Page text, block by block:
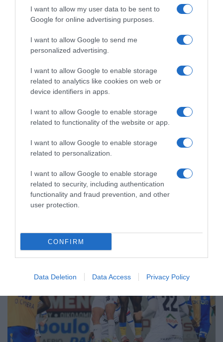
I want to allow my user data to be sent to
Google for online advertising purposes.
I want to allow Google to send me
personalized advertising.
I want to allow Google to enable storage
related to analytics like cookies on web or
device identifiers in apps.
I want to allow Google to enable storage
related to functionality of the website or app.
I want to allow Google to enable storage
related to personalization.
I want to allow Google to enable storage
related to security, including authentication
functionality and fraud prevention, and other
user protection.
CONFIRM
Data Deletion Data Access Privacy Policy
ΑΘΛΗΤΙΚΑ
Ηρακλής – Αστέρας Τρίπολης Β 2-0: Νέο
βήμα ανόδου στη Super League
Πρεμιέρα με το δεξί για την ομάδα της Θεσσαλονίκης
14.02.2026 - 16:52